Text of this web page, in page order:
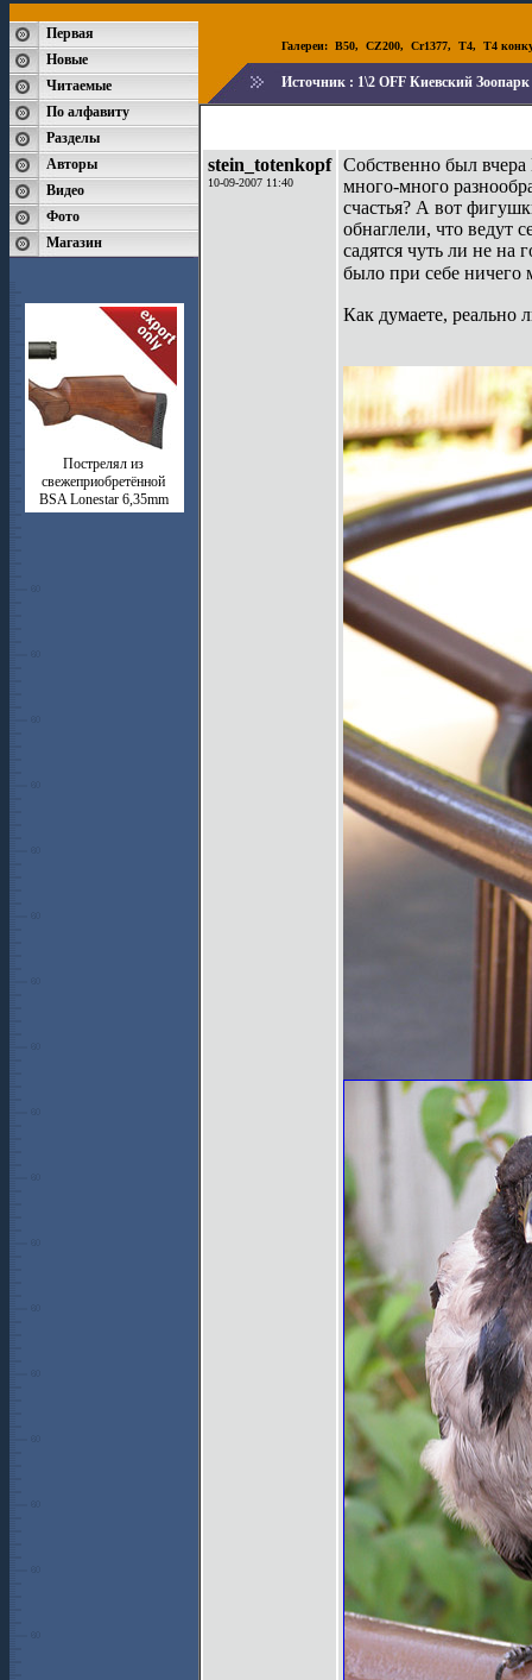
Первая
Новые
Читаемые
По алфавиту
Разделы
Авторы
Видео
Фото
Магазин
Пострелял из
свежеприобретённой
BSA Lonestar 6,35mm
Галереи: B50, CZ200, Cr1377, T4, T4
Источник : 1\2 OFF Киевский Зоопарк
stein_totenkopf
10-09-2007 11:40
Собственно был
много-много
счастья? А вот
обнаглели, что ведут
садятся чуть ли не на
было при себе ничего
Как думаете, реально